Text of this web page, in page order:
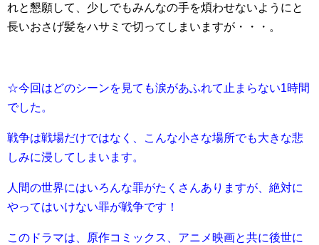
れと懇願して、少しでもみんなの手を煩わせないようにと
長いおさげ髪をハサミで切ってしまいますが・・・。
☆今回はどのシーンを見ても涙があふれて止まらない1時間
でした。
戦争は戦場だけではなく、こんな小さな場所でも大きな悲
しみに浸してしまいます。
人間の世界にはいろんな罪がたくさんありますが、絶対に
やってはいけない罪が戦争です！
このドラマは、原作コミックス、アニメ映画と共に後世に